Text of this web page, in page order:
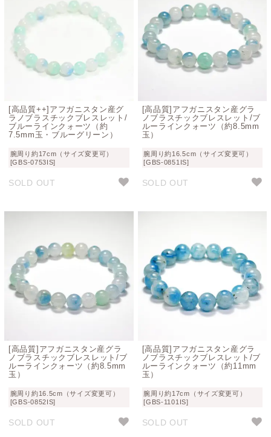
[高品質++]アフガニスタン産グ
ラノブラスチックブレスレット/
ブルーラインクォーツ（約
7.5mm玉・ブルーグリーン）
腕周り約17cm（サイズ変更可）
[GBS-0753IS]
SOLD OUT
[高品質]アフガニスタン産グラ
ノブラスチックブレスレット/ブ
ルーラインクォーツ（約8.5mm
玉）
腕周り約16.5cm（サイズ変更可）
[GBS-0851IS]
SOLD OUT
[高品質]アフガニスタン産グラ
ノブラスチックブレスレット/ブ
ルーラインクォーツ（約8.5mm
玉）
腕周り約16.5cm（サイズ変更可）
[GBS-0852IS]
SOLD OUT
[高品質]アフガニスタン産グラ
ノブラスチックブレスレット/ブ
ルーラインクォーツ（約11mm
玉）
腕周り約17cm（サイズ変更可）
[GBS-1101IS]
SOLD OUT